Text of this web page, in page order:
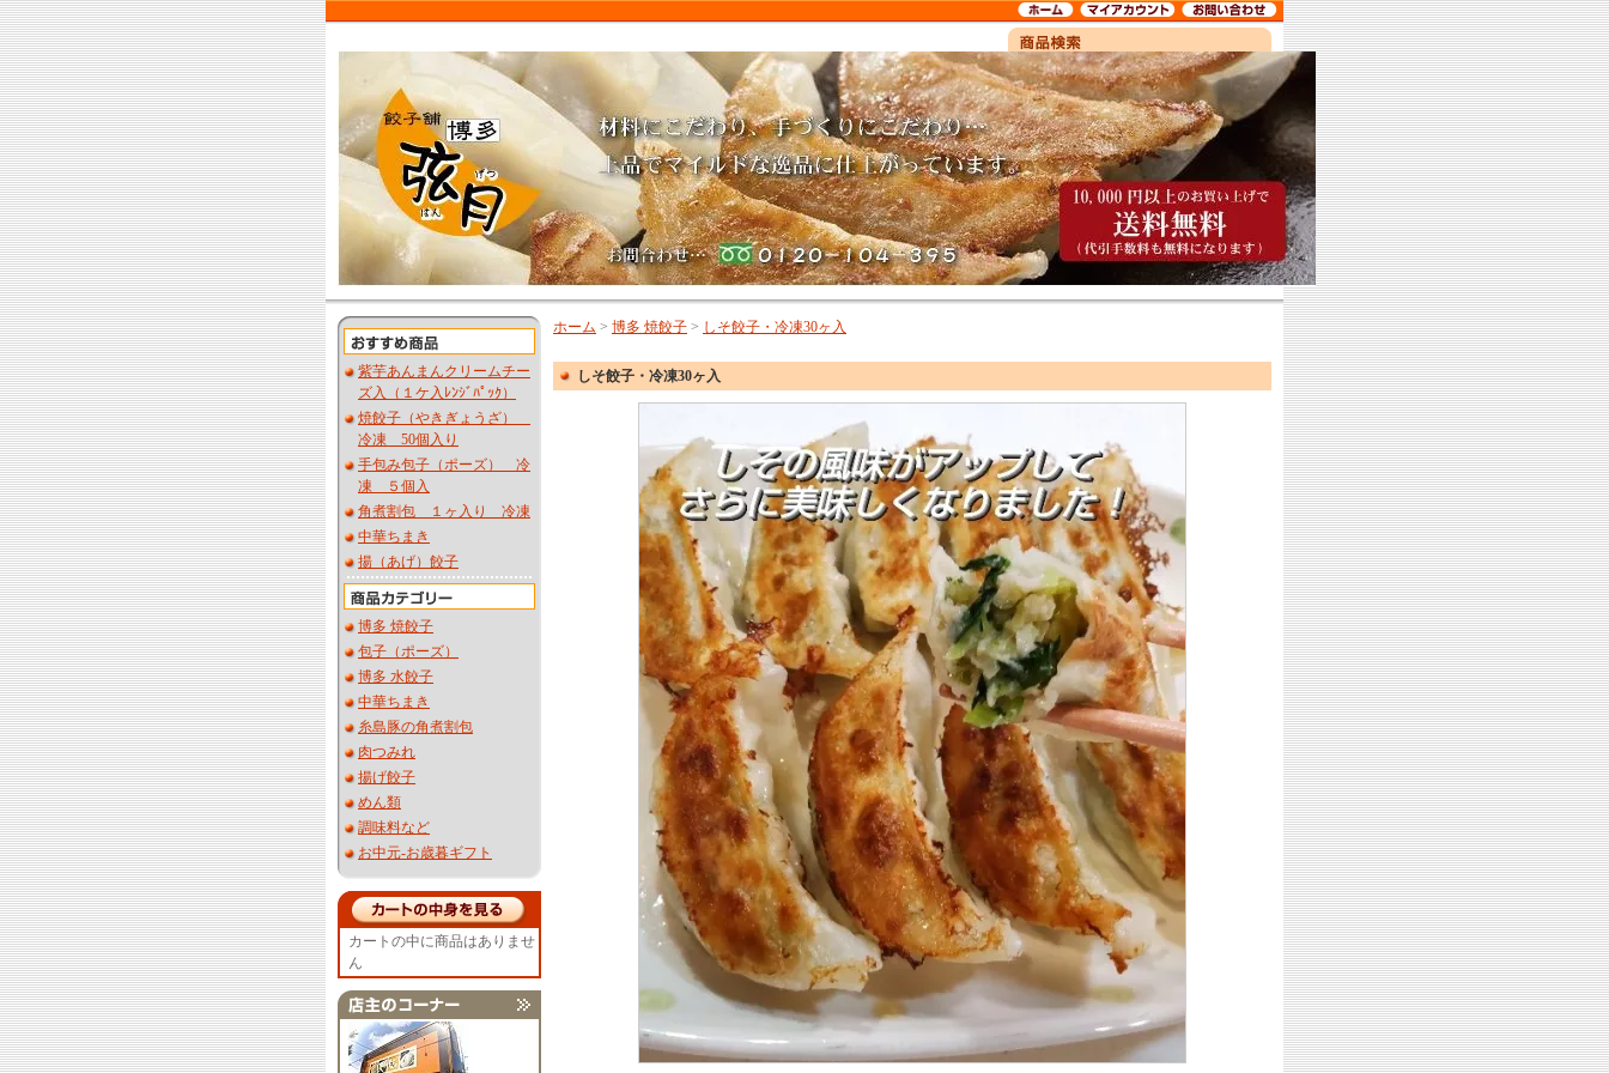
紫芋あんまんクリームチー
ズ入（１ケ入ﾚﾝｼﾞﾊﾟｯｸ）
焼餃子（やきぎょうざ）
冷凍 50個入り
手包み包子（ポーズ） 冷
凍 ５個入
角煮割包 １ヶ入り 冷凍
中華ちまき
揚（あげ）餃子
博多 焼餃子
包子（ポーズ）
博多 水餃子
中華ちまき
糸島豚の角煮割包
肉つみれ
揚げ餃子
めん類
調味料など
お中元-お歳暮ギフト
カートの中に商品はありませ
ん
ホーム > 博多 焼餃子 > しそ餃子・冷凍30ヶ入
しそ餃子・冷凍30ヶ入